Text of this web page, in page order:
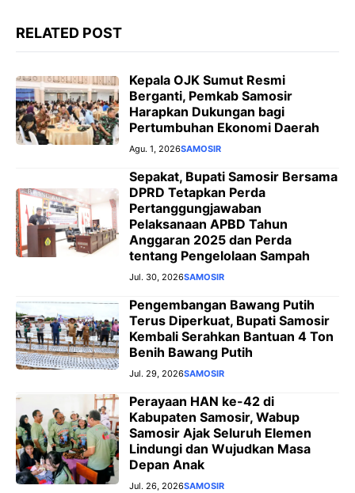
RELATED POST
Kepala OJK Sumut Resmi
Berganti, Pemkab Samosir
Harapkan Dukungan bagi
Pertumbuhan Ekonomi Daerah
Agu. 1, 2026SAMOSIR
Sepakat, Bupati Samosir Bersama
DPRD Tetapkan Perda
Pertanggungjawaban
Pelaksanaan APBD Tahun
Anggaran 2025 dan Perda
tentang Pengelolaan Sampah
Jul. 30, 2026SAMOSIR
Pengembangan Bawang Putih
Terus Diperkuat, Bupati Samosir
Kembali Serahkan Bantuan 4 Ton
Benih Bawang Putih
Jul. 29, 2026SAMOSIR
Perayaan HAN ke-42 di
Kabupaten Samosir, Wabup
Samosir Ajak Seluruh Elemen
Lindungi dan Wujudkan Masa
Depan Anak
Jul. 26, 2026SAMOSIR